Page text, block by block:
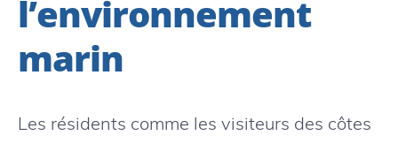
l’environnement
marin
Les résidents comme les visiteurs des côtes